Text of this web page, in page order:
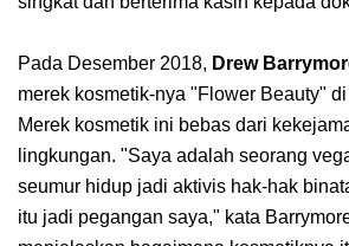
Pada Desember 2018, Drew
merek kosmetik-nya "Flower Beauty"
Merek kosmetik ini bebas dari
lingkungan. "Saya adalah seorang
seumur hidup jadi aktivis hak-hak
itu jadi pegangan saya," kata